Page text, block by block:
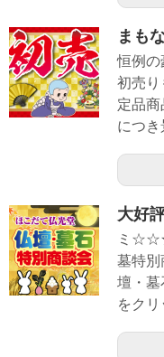
まも
恒例の
初売り
定品
につき
大好
ミ
墓特
壇・墓
をク